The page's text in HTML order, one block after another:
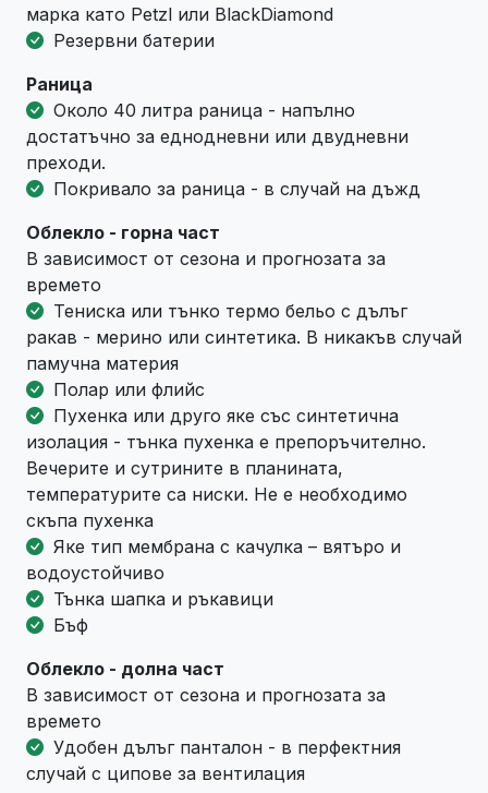
марка като Petzl или BlackDiamond
Резервни батерии
Раница
Около 40 литра раница - напълно
достатъчно за еднодневни или двудневни
преходи.
Покривало за раница - в случай на дъжд
Облекло - горна част
В зависимост от сезона и прогнозата за
времето
Тениска или тънко термо бельо с дълъг
ракав - мерино или синтетика. В никакъв случай
памучна материя
Полар или флийс
Пухенка или друго яке със синтетична
изолация - тънка пухенка е препоръчително.
Вечерите и сутрините в планината,
температурите са ниски. Не е необходимо
скъпа пухенка
Яке тип мембрана с качулка – вятъро и
водоустойчиво
Тънка шапка и ръкавици
Бъф
Облекло - долна част
В зависимост от сезона и прогнозата за
времето
Удобен дълъг панталон - в перфектния
случай с ципове за вентилация